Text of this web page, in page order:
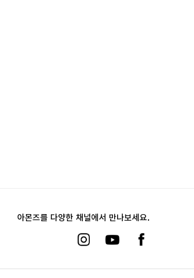
아몬즈를 다양한 채널에서 만나보세요.